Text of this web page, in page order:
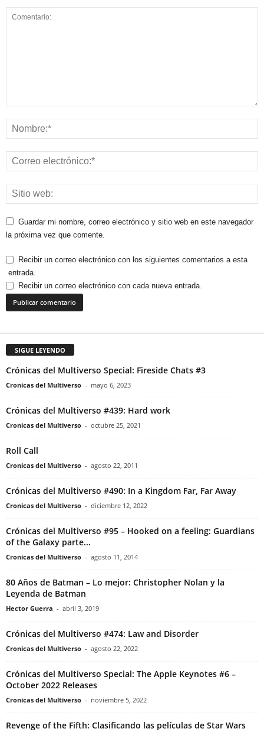
Guardar mi nombre, correo electrónico y sitio web en este navegador
la próxima vez que comente.
Recibir un correo electrónico con los siguientes comentarios a esta
entrada.
Recibir un correo electrónico con cada nueva entrada.
SIGUE LEYENDO
Crónicas del Multiverso Special: Fireside Chats #3
Cronicas del Multiverso - mayo 6, 2023
Crónicas del Multiverso #439: Hard work
Cronicas del Multiverso - octubre 25, 2021
Roll Call
Cronicas del Multiverso - agosto 22, 2011
Crónicas del Multiverso #490: In a Kingdom Far, Far Away
Cronicas del Multiverso - diciembre 12, 2022
Crónicas del Multiverso #95 – Hooked on a feeling: Guardians
of the Galaxy parte...
Cronicas del Multiverso - agosto 11, 2014
80 Años de Batman – Lo mejor: Christopher Nolan y la
Leyenda de Batman
Hector Guerra - abril 3, 2019
Crónicas del Multiverso #474: Law and Disorder
Cronicas del Multiverso - agosto 22, 2022
Crónicas del Multiverso Special: The Apple Keynotes #6 –
October 2022 Releases
Cronicas del Multiverso - noviembre 5, 2022
Revenge of the Fifth: Clasificando las películas de Star Wars